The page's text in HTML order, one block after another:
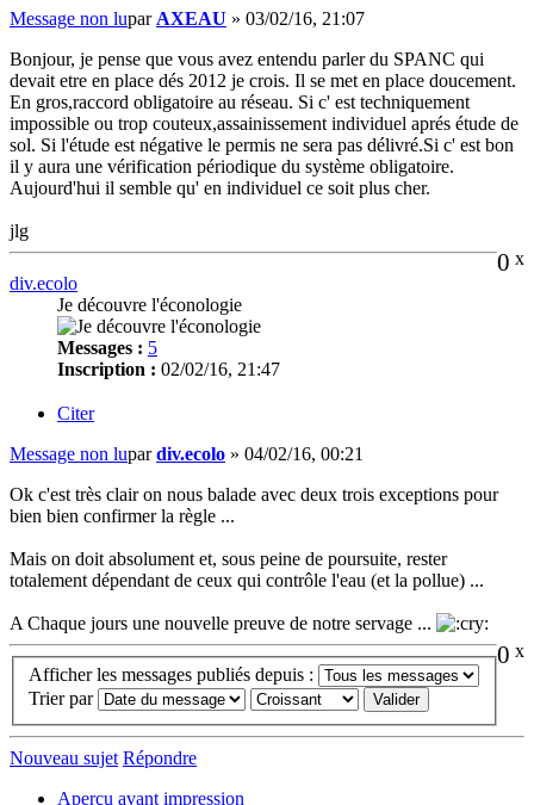
Message non lupar AXEAU » 03/02/16, 21:07
Bonjour, je pense que vous avez entendu parler du SPANC qui
devait etre en place dés 2012 je crois. Il se met en place doucement.
En gros,raccord obligatoire au réseau. Si c' est techniquement
impossible ou trop couteux,assainissement individuel aprés étude de
sol. Si l'étude est négative le permis ne sera pas délivré.Si c' est bon
il y aura une vérification périodique du système obligatoire.
Aujourd'hui il semble qu' en individuel ce soit plus cher.
jlg
0 x
div.ecolo
Je découvre l'éconologie
Messages : 5
Inscription : 02/02/16, 21:47
Citer
Message non lupardiv.ecolo » 04/02/16, 00:21
Ok c'est très clair on nous balade avec deux trois exceptions pour
bien bien confirmer la règle ...
Mais on doit absolument et, sous peine de poursuite, rester
totalement dépendant de ceux qui contrôle l'eau (et la pollue) ...
A Chaque jours une nouvelle preuve de notre servage ...
0 x
Afficher les messages publiés depuis :
Trier par
Nouveau sujet Répondre
Aperçu avant impression